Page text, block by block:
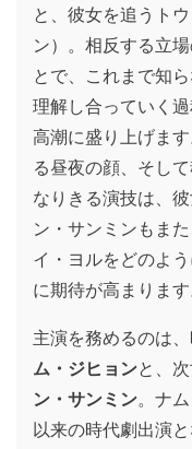
と、彼女を追うト
ン）。相反する立
とで、これまで知
理解し合っていく
高潮に盛り上げま
る昼夜の顔、そし
なりきる演技は、
ン・サンミンもま
イ・ヨルをどのよ
に期待が高まります
主演を務めるのは
ム・ジヒョンと、
ン・サンミン。ナ
以来の時代劇出演